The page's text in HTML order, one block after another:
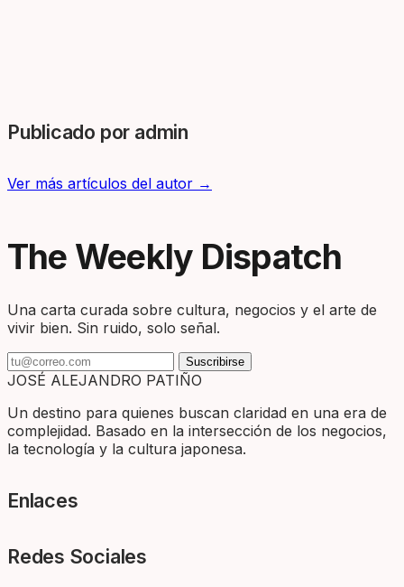
Publicado por admin
Ver más artículos del autor →
The Weekly Dispatch
Una carta curada sobre cultura, negocios y el arte de
vivir bien. Sin ruido, solo señal.
Suscribirse
JOSÉ ALEJANDRO PATIÑO
Un destino para quienes buscan claridad en una era de
complejidad. Basado en la intersección de los negocios,
la tecnología y la cultura japonesa.
Enlaces
Redes Sociales